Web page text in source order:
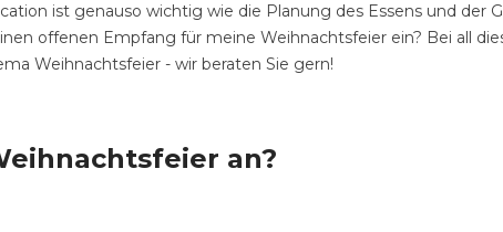
ist genauso wichtig wie die Planung des Essens und der
offenen Empfang für meine Weihnachtsfeier ein? Bei all
Weihnachtsfeier - wir beraten Sie gern!
an?